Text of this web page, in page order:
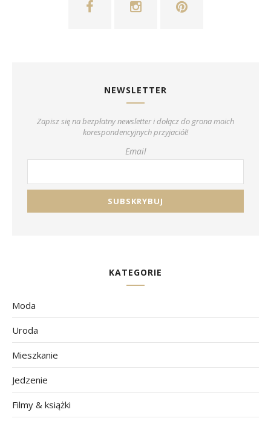
NEWSLETTER
Zapisz się na bezpłatny newsletter i dołącz do grona moich
korespondencyjnych przyjaciół!
Email
KATEGORIE
Moda
Uroda
Mieszkanie
Jedzenie
Filmy & książki